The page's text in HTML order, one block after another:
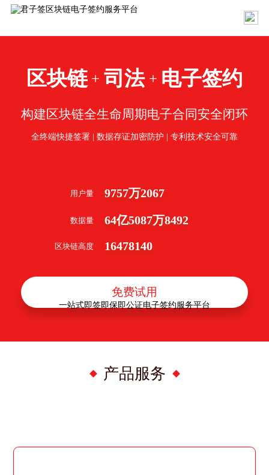
区块链 + 司法 + 电子签约
构建区块链全生命周期电子合同安全闭环
全终端快捷签署 | 数据存证加密防护 | 专利技术安全可靠
用户量 9757万2067
数据量 64亿5087万8492
区块链高度 16478140
免费试用
产品服务
一站式即签即保即公证电子签约服务平台